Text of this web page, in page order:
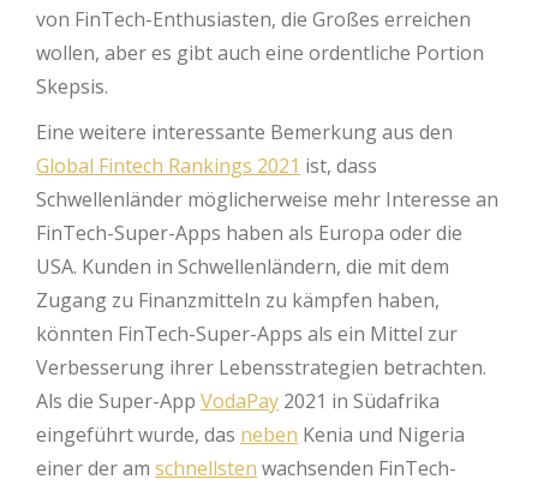
von FinTech-Enthusiasten, die Großes erreichen
wollen, aber es gibt auch eine ordentliche Portion
Skepsis.
Eine weitere interessante Bemerkung aus den
Global Fintech Rankings 2021 ist, dass
Schwellenländer möglicherweise mehr Interesse an
FinTech-Super-Apps haben als Europa oder die
USA. Kunden in Schwellenländern, die mit dem
Zugang zu Finanzmitteln zu kämpfen haben,
könnten FinTech-Super-Apps als ein Mittel zur
Verbesserung ihrer Lebensstrategien betrachten.
Als die Super-App VodaPay 2021 in Südafrika
eingeführt wurde, das neben Kenia und Nigeria
einer der am schnellsten wachsenden FinTech-